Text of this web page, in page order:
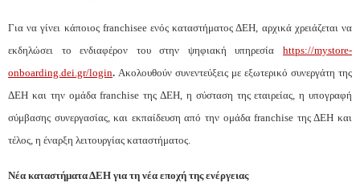
Για να γίνει κάποιος franchisee ενός καταστήματος ΔΕΗ, αρχικά χρειάζεται να
εκδηλώσει το ενδιαφέρον του στην ψηφιακή υπηρεσία
https://mystore-
onboarding.dei.gr/login. Ακολουθούν συνεντεύξεις με εξωτερικό συνεργάτη της
ΔΕΗ και την ομάδα franchise της ΔΕΗ, η σύσταση της εταιρείας, η υπογραφή
σύμβασης συνεργασίας, και εκπαίδευση από την ομάδα franchise της ΔΕΗ και
τέλος, η έναρξη λειτουργίας καταστήματος.
Νέα καταστήματα ΔΕΗ για τη νέα εποχή της ενέργειας